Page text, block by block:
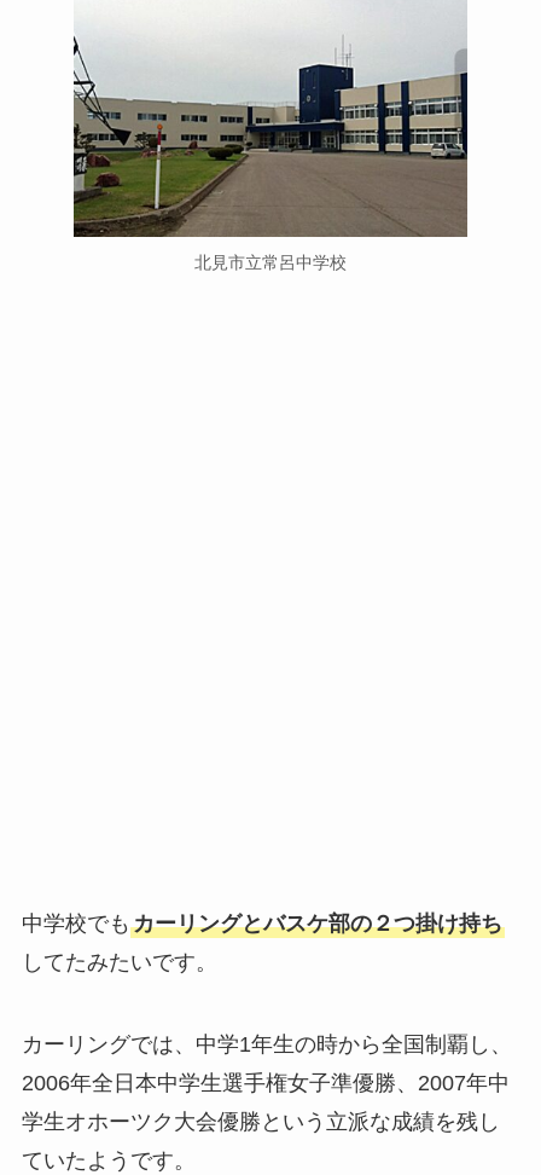
北見市立常呂中学校
中学校でも カーリングとバスケ部の２つ掛け持ち
してたみたいです。
カーリングでは、中学1年生の時から全国制覇し、
2006年全日本中学生選手権女子準優勝、2007年中
学生オホーツク大会優勝という立派な成績を残し
ていたようです。